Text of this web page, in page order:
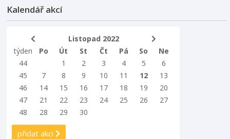
Kalendář akcí
Listopad 2022
týden
Po Út St Čt Pá So
Ne
44
1 2 3 4 5
6
45
7 8 9 10 11 12
13
46
14 15 16 17 18 19
20
47
21 22 23 24 25 26
27
48
28 29 30
přidat akci